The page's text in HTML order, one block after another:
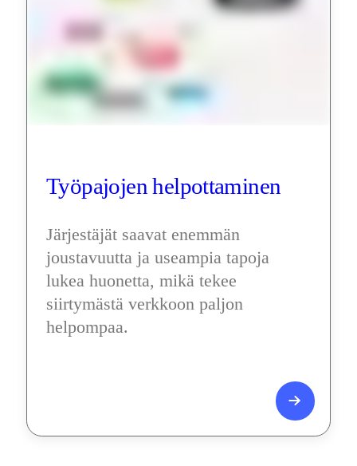
Työpajojen helpottaminen
Järjestäjät saavat enemmän
joustavuutta ja useampia tapoja
lukea huonetta, mikä tekee
siirtymästä verkkoon paljon
helpompaa.